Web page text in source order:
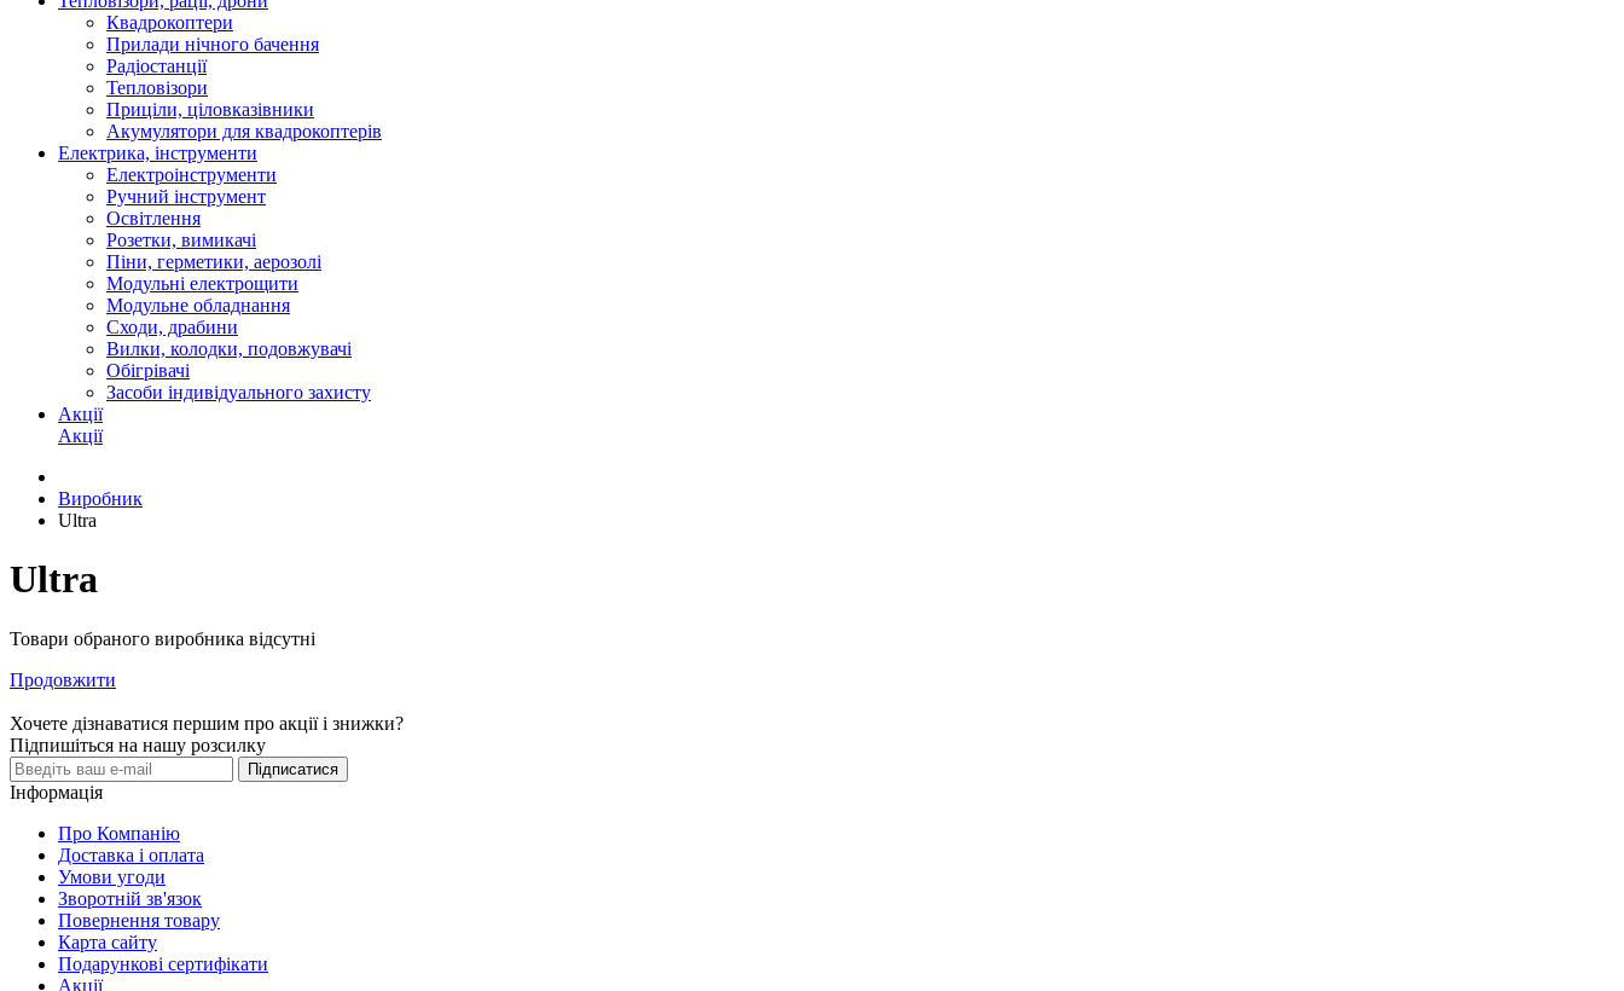
Квадрокоптери
Прилади нічного бачення
Радіостанції
Тепловізори
Приціли, ціловказівники
Акумулятори для квадрокоптерів
Електрика, інструменти
Електроінструменти
Ручний інструмент
Освітлення
Розетки, вимикачі
Піни, герметики, аерозолі
Модульні електрощити
Модульне обладнання
Сходи, драбини
Вилки, колодки, подовжувачі
Обігрівачі
Засоби індивідуального захисту
Акції
Акції
Виробник
Ultra
Ultra
Товари обраного виробника відсутні
Продовжити
Хочете дізнаватися першим про акції і знижки?
Підпишіться на нашу розсилку
Підписатися
Інформація
Про Компанію
Доставка і оплата
Умови угоди
Зворотній зв'язок
Повернення товару
Карта сайту
Подарункові сертифікати
Акції